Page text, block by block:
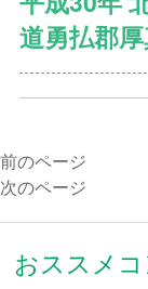
道勇払郡
前のページ
次のページ
おススメ